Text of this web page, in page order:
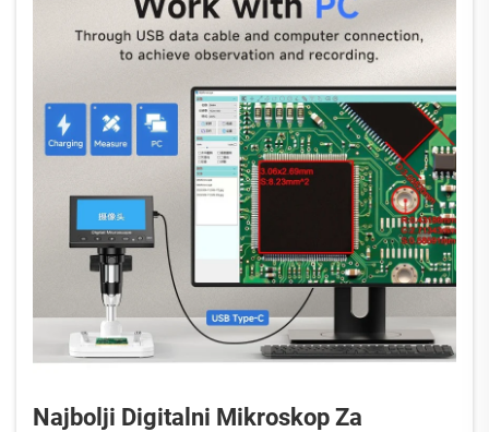
Najbolji Digitalni Mikroskop Za